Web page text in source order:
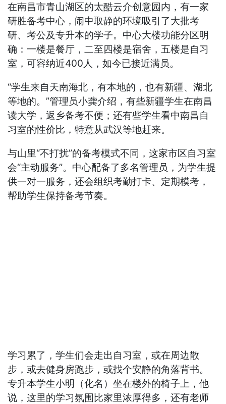
在南昌市青山湖区的太酷云介创意园内，有一家
研胜备考中心，闹中取静的环境吸引了大批考
研、考公及专升本的学子。中心大楼功能分区明
确：一楼是餐厅，二至四楼是宿舍，五楼是自习
室，可容纳近400人，如今已接近满员。
“学生来自天南海北，有本地的，也有新疆、湖北
等地的。”管理员小龚介绍，有些新疆学生在南昌
读大学，返乡备考不便；还有些学生看中南昌自
习室的性价比，特意从武汉等地赶来。
与山里“不打扰”的备考模式不同，这家市区自习室
会“主动服务”。中心配备了多名管理员，为学生提
供一对一服务，还会组织考勤打卡、定期模考，
帮助学生保持备考节奏。
学习累了，学生们会走出自习室，或在周边散
步，或去健身房跑步，或找个安静的角落背书。
专升本学生小明（化名）坐在楼外的椅子上，他
说，这里的学习氛围比家里浓厚得多，还有老师